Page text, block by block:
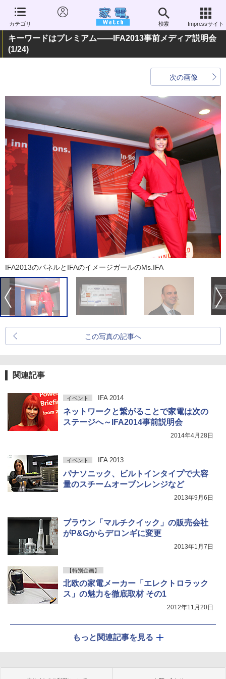
カテゴリ 検索 Impressサイト
キーワードはプレミアム――IFA2013事前メディア説明会
(1/24)
次の画像
IFA2013のパネルとIFAのイメージガールのMs.IFA
この写真の記事へ
関連記事
イベント IFA 2014
ネットワークと繋がることで家電は次の
ステージへ～IFA2014事前説明会
2014年4月28日
イベント IFA 2013
パナソニック、ビルトインタイプで大容
量のスチームオーブンレンジなど
2013年9月6日
ブラウン「マルチクイック」の販売会社
がP&Gからデロンギに変更
2013年1月7日
【特別企画】
北欧の家電メーカー「エレクトロラック
ス」の魅力を徹底取材 その1
2012年11月20日
もっと関連記事を見る